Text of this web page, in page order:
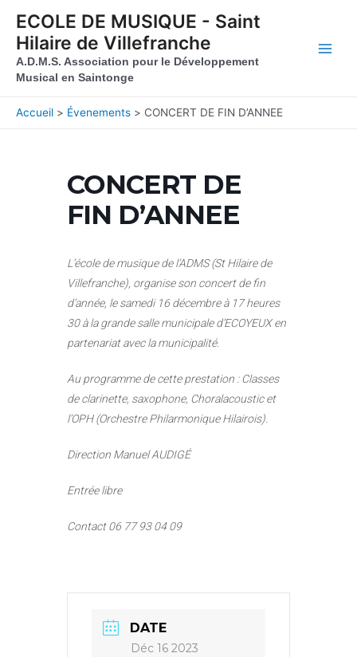
ECOLE DE MUSIQUE - Saint
Hilaire de Villefranche
A.D.M.S. Association pour le Développement
Musical en Saintonge
Accueil Évenements CONCERT DE FIN D’ANNEE
CONCERT DE
FIN D’ANNEE
L’école de musique de l’ADMS (St Hilaire de
Villefranche), organise son concert de fin
d’année, le samedi 16 décembre à 17 heures
30 à la grande salle municipale d’ECOYEUX en
partenariat avec la municipalité.
Au programme de cette prestation : Classes
de clarinette, saxophone, Choralacoustic et
l’OPH (Orchestre Philarmonique Hilairois).
Direction Manuel AUDIGÉ
Entrée libre
Contact 06 77 93 04 09
DATE
Déc 16 2023